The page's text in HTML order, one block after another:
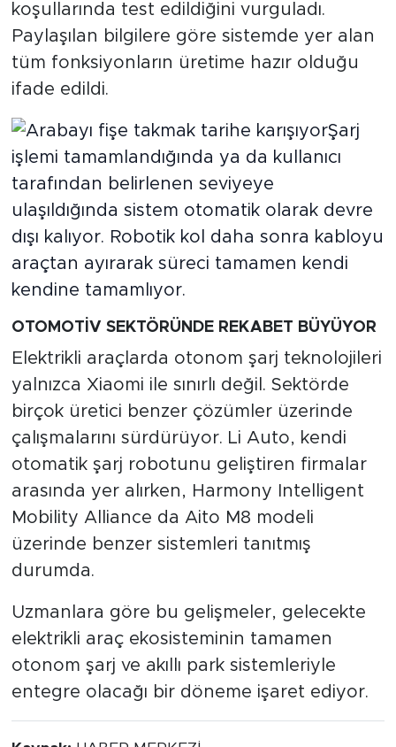
koşullarında test edildiğini vurguladı.
Paylaşılan bilgilere göre sistemde yer alan
tüm fonksiyonların üretime hazır olduğu
ifade edildi.
OTOMOTİV SEKTÖRÜNDE REKABET BÜYÜYOR
Elektrikli araçlarda otonom şarj teknolojileri
yalnızca Xiaomi ile sınırlı değil. Sektörde
birçok üretici benzer çözümler üzerinde
çalışmalarını sürdürüyor. Li Auto, kendi
otomatik şarj robotunu geliştiren firmalar
arasında yer alırken, Harmony Intelligent
Mobility Alliance da Aito M8 modeli
üzerinde benzer sistemleri tanıtmış
durumda.
Uzmanlara göre bu gelişmeler, gelecekte
elektrikli araç ekosisteminin tamamen
otonom şarj ve akıllı park sistemleriyle
entegre olacağı bir döneme işaret ediyor.